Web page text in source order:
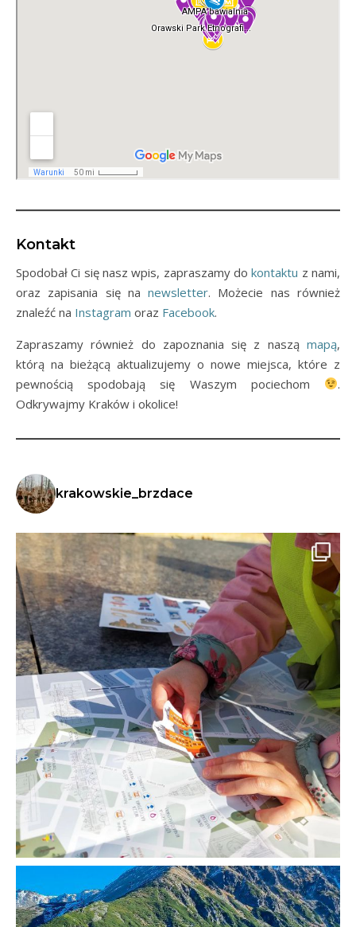
Kontakt
Spodobał Ci się nasz wpis, zapraszamy dokontaktu z nami,
oraz zapisania się nanewsletter. Możecie nas również
znaleźć na Instagram oraz Facebook.
Zapraszamy również do zapoznania się z naszą mapą,
którą na bieżącą aktualizujemy o nowe miejsca, które z
pewnością spodobają się Waszym pociechom
.
Odkrywajmy Kraków i okolice!
krakowskie_brzdace